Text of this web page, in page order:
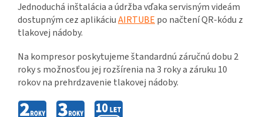
Jednoduchá inštalácia a údržba vďaka servisným videám
dostupným cez aplikáciuAIRTUBE po načtení QR-kódu z
tlakovej nádoby.
Na kompresor poskytujeme štandardnú záručnú dobu 2
roky s možnosťou jej rozšírenia na 3 roky a záruku 10
rokov na prehrdzavenie tlakovej nádoby.